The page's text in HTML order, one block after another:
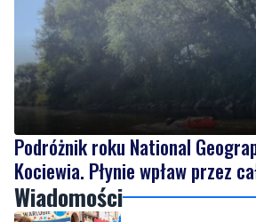
Podróżnik roku National
Kociewia. Płynie wpław przez
Wiadomości
czwartek, 6 sierpnia 2026
Kolorowy korowód,
smaki. Nadchodzi